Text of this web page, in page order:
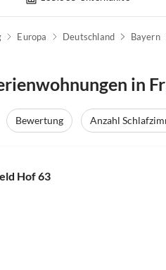
Europa Deutschland Bayern
in
Bewertung Anzahl
Hof 63